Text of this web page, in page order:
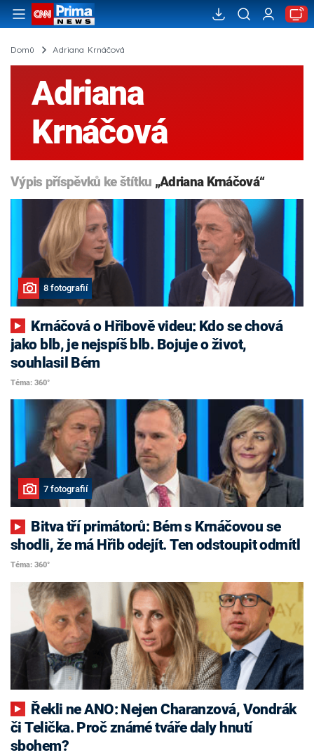
Domů Adriana Krnáčová
Adriana
Krnáčová
Výpis příspěvků ke štítku „Adriana Krnáčová“
8 fotografií
jako blb, je nejspíš blb. Bojuje o život,
souhlasil Bém
Téma: 360°
7 fotografií
shodli, že má Hřib odejít. Ten odstoupit odmítl
Téma: 360°
či Telička. Proč známé tváře daly hnutí
sbohem?